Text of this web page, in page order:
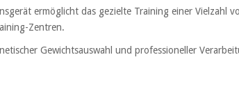
ermöglicht das gezielte Training einer Vielzahl
Zentren.
Gewichtsauswahl und professioneller